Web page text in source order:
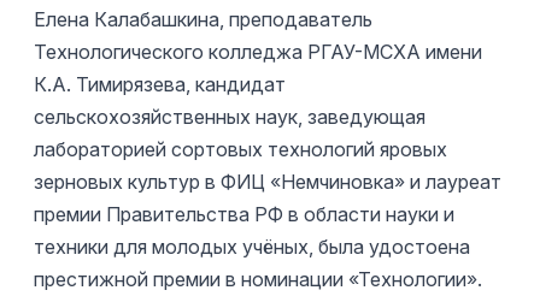
Елена Калабашкина, преподаватель
Технологического колледжа РГАУ-МСХА имени
К.А. Тимирязева, кандидат
сельскохозяйственных наук, заведующая
лабораторией сортовых технологий яровых
зерновых культур в ФИЦ «Немчиновка» и лауреат
премии Правительства РФ в области науки и
техники для молодых учёных, была удостоена
престижной премии в номинации «Технологии».